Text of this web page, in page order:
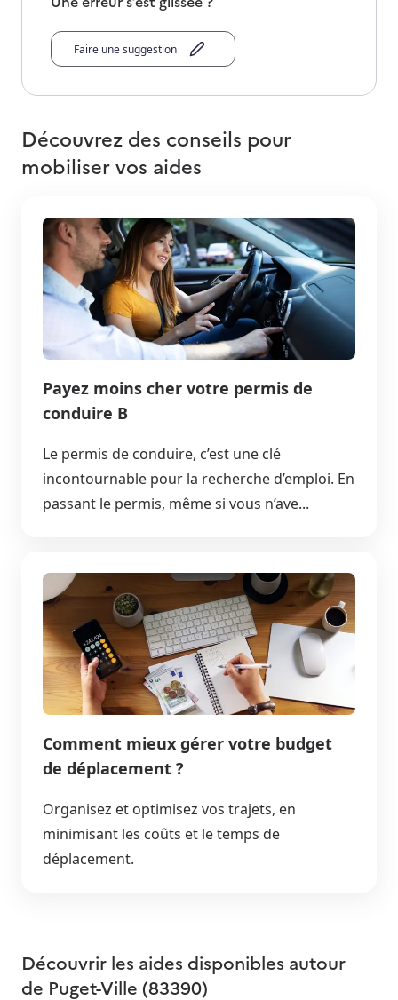
Faire une suggestion
Découvrez des conseils pour
mobiliser vos aides
Payez moins cher votre permis de
conduire B
Le permis de conduire, c’est une clé
incontournable pour la recherche d’emploi. En
passant le permis, même si vous n’ave...
Comment mieux gérer votre budget
de déplacement ?
Organisez et optimisez vos trajets, en
minimisant les coûts et le temps de
déplacement.
Découvrir les aides disponibles autour
de Puget-Ville (83390)